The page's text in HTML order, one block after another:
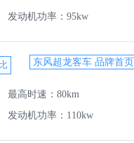
发动机功率：95kw
最高时速：80km
发动机功率：110kw
东风超龙客车 品牌首页